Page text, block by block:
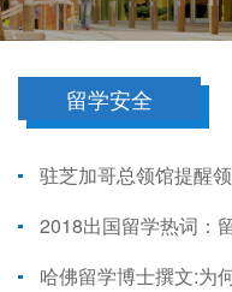
留学安全
驻芝加哥总领馆提醒领区中
2018出国留学热词：
哈佛留学博士撰文:为何这